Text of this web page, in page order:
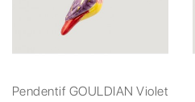
Pendentif GOULDIAN Violet